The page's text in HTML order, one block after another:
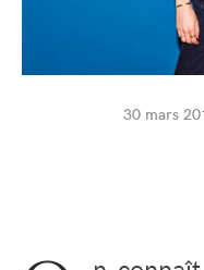
30 mars